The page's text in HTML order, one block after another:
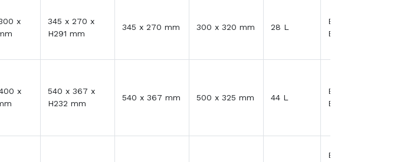
x
345 x 270 x
H291 mm
345 x 270 mm 300 x 320 mm 28 L
En Stock -
Expédition 48H/72H
x
540 x 367 x
H232 mm
540 x 367 mm 500 x 325 mm 44 L
En Stock -
Expédition 48H/72H
En